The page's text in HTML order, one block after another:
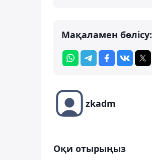
Мақаламен бөлісу:
zkadm
Оқи отырыңыз